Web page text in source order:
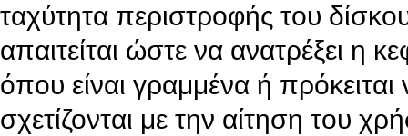
ταχύτητα περιστροφής του
απαιτείται ώστε να ανατρέξει η
όπου είναι γραμμένα ή
σχετίζονται με την αίτηση του